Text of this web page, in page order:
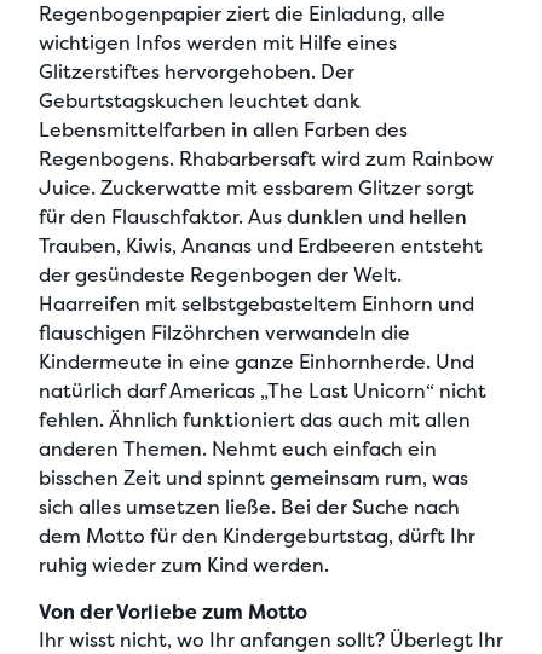
Regenbogenpapier ziert die Einladung, alle
wichtigen Infos werden mit Hilfe eines
Glitzerstiftes hervorgehoben. Der
Geburtstagskuchen leuchtet dank
Lebensmittelfarben in allen Farben des
Regenbogens. Rhabarbersaft wird zum Rainbow
Juice. Zuckerwatte mit essbarem Glitzer sorgt
für den Flauschfaktor. Aus dunklen und hellen
Trauben, Kiwis, Ananas und Erdbeeren entsteht
der gesündeste Regenbogen der Welt.
Haarreifen mit selbstgebasteltem Einhorn und
flauschigen Filzöhrchen verwandeln die
Kindermeute in eine ganze Einhornherde. Und
natürlich darf Americas „The Last Unicorn“ nicht
fehlen. Ähnlich funktioniert das auch mit allen
anderen Themen. Nehmt euch einfach ein
bisschen Zeit und spinnt gemeinsam rum, was
sich alles umsetzen ließe. Bei der Suche nach
dem Motto für den Kindergeburtstag, dürft Ihr
ruhig wieder zum Kind werden.
Von der Vorliebe zum Motto
Ihr wisst nicht, wo Ihr anfangen sollt? Überlegt Ihr